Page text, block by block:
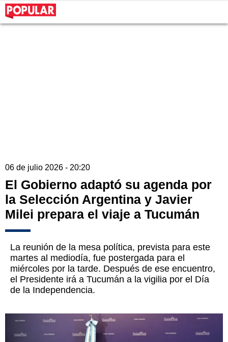
06 de julio 2026 - 20:20
El Gobierno adaptó su agenda por
la Selección Argentina y Javier
Milei prepara el viaje a Tucumán
La reunión de la mesa política, prevista para este
martes al mediodía, fue postergada para el
miércoles por la tarde. Después de ese encuentro,
el Presidente irá a Tucumán a la vigilia por el Día
de la Independencia.